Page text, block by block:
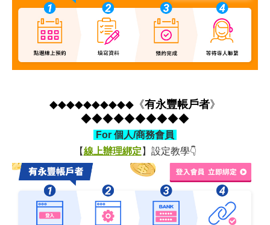
◆◆◆◆◆◆◆◆◆◆ 《有永豐帳戶者》
◆◆◆◆◆◆◆◆◆◆
For 個人/商務會員
【線上辦理綁定 】 設定教學👇